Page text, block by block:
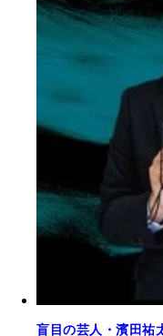
盲目の芸人・濱田祐